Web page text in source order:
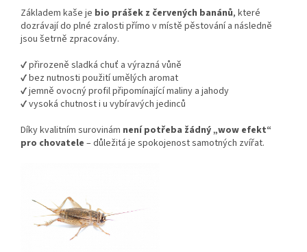
Základem kaše je bio prášek z červených banánů, které
dozrávají do plné zralosti přímo v místě pěstování a následně
jsou šetrně zpracovány.
✔️ přirozeně sladká chuť a výrazná vůně
✔️ bez nutnosti použití umělých aromat
✔️ jemně ovocný profil připomínající maliny a jahody
✔️ vysoká chutnost i u vybíravých jedinců
Díky kvalitním surovinám není potřeba žádný „wow efekt“
pro chovatele – důležitá je spokojenost samotných zvířat.